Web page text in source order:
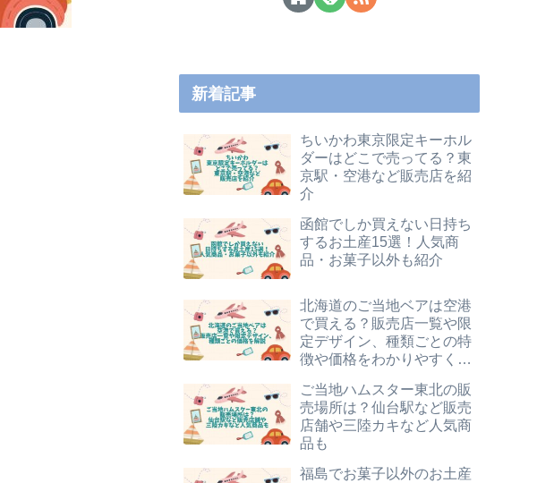
新着記事
ちいかわ東京限定キーホル
ダーはどこで売ってる？東
京駅・空港など販売店を紹
介
函館でしか買えない日持ち
するお土産15選！人気商
品・お菓子以外も紹介
北海道のご当地ベアは空港
で買える？販売店一覧や限
定デザイン、種類ごとの特
徴や価格をわかりやすく解
ご当地ハムスター東北の販
売場所は？仙台駅など販売
店舗や三陸カキなど人気商
品も
福島でお菓子以外のお土産